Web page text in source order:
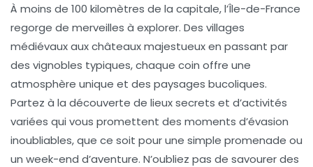
À moins de 100 kilomètres de la capitale, l’Île-de-France
regorge de merveilles à explorer. Des villages
médiévauxauxchâteauxmajestueux en passant par
des vignobles typiques, chaque coin offre une
atmosphère unique et des paysages bucoliques.
Partez à la découverte de lieux secrets et d’activités
variées qui vous promettent des moments d’évasion
inoubliables, que ce soit pour une simple promenade ou
un week-end d’aventure. N’oubliez pas de savourer des